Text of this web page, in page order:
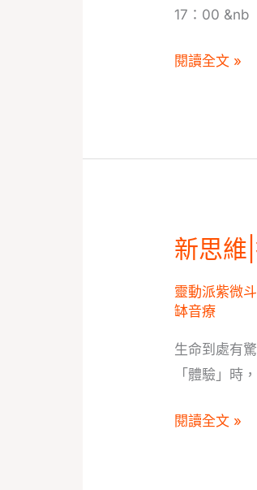
17：00 &nb
學
免
日
閱讀全文 »
新思維
靈動派紫微
缽音療
生命到處有
「體驗」時
新
維|
找
回
探
體
閱讀全文 »